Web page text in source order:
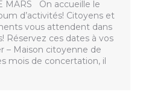
MARS On accueille le
d’activités! Citoyens et
vous attendent dans
Réservez ces dates à vos
– Maison citoyenne de
mois de concertation, il